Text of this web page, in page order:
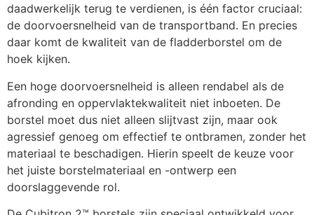
daadwerkelijk terug te verdienen, is één factor cruciaal:
de doorvoersnelheid van de transportband. En precies
daar komt de kwaliteit van de fladderborstel om de
hoek kijken.
Een hoge doorvoersnelheid is alleen rendabel als de
afronding en oppervlaktekwaliteit niet inboeten. De
borstel moet dus niet alleen slijtvast zijn, maar ook
agressief genoeg om effectief te ontbramen, zonder het
materiaal te beschadigen. Hierin speelt de keuze voor
het juiste borstelmateriaal en -ontwerp een
doorslaggevende rol.